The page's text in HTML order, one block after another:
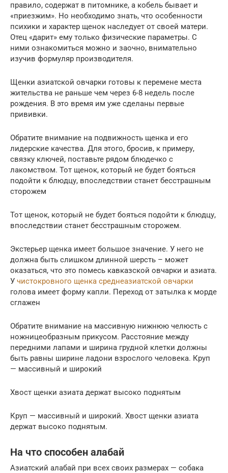
правило, содержат в питомнике, а кобель бывает и
«приезжим». Но необходимо знать, что особенности
психики и характер щенок наследует от своей матери.
Отец «дарит» ему только физические параметры. С
ними ознакомиться можно и заочно, внимательно
изучив формуляр производителя.
Щенки азиатской овчарки готовы к перемене места
жительства не раньше чем через 6-8 недель после
рождения. В это время им уже сделаны первые
прививки.
Обратите внимание на подвижность щенка и его
лидерские качества. Для этого, бросив, к примеру,
связку ключей, поставьте рядом блюдечко с
лакомством. Тот щенок, который не будет бояться
подойти к блюдцу, впоследствии станет бесстрашным
сторожем
Тот щенок, который не будет бояться подойти к блюдцу,
впоследствии станет бесстрашным сторожем.
Экстерьер щенка имеет большое значение. У него не
должна быть слишком длинной шерсть – может
оказаться, что это помесь кавказской овчарки и азиата.
У чистокровного щенка среднеазиатской овчарки
голова имеет форму капли. Переход от затылка к морде
сглажен
Обратите внимание на массивную нижнюю челюсть с
ножницеобразным прикусом. Расстояние между
передними лапами и ширина грудной клетки должны
быть равны ширине ладони взрослого человека. Круп
— массивный и широкий
Хвост щенки азиата держат высоко поднятым
Круп — массивный и широкий. Хвост щенки азиата
держат высоко поднятым.
На что способен алабай
Азиатский алабай при всех своих размерах — собака